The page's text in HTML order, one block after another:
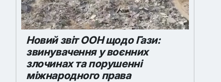
Новий звіт ООН щодо Гази:
звинувачення у воєнних
злочинах та порушенні
міжнародного права